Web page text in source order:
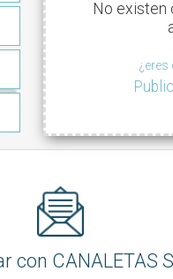
No existen
¿eres
con CANALETAS